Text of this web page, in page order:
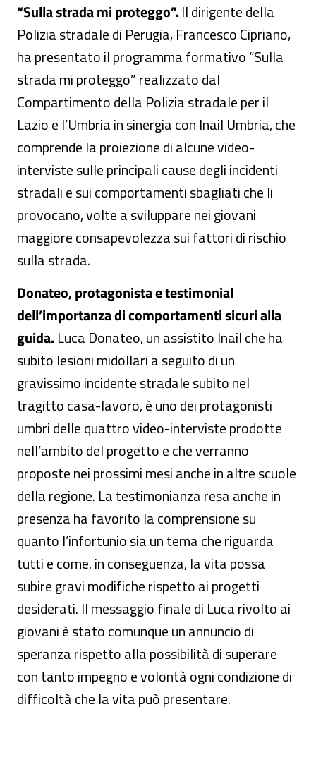
“Sulla strada mi proteggo”. Il dirigente della
Polizia stradale di Perugia, Francesco Cipriano,
ha presentato il programma formativo “Sulla
strada mi proteggo” realizzato dal
Compartimento della Polizia stradale per il
Lazio e l’Umbria in sinergia con Inail Umbria, che
comprende la proiezione di alcune video-
interviste sulle principali cause degli incidenti
stradali e sui comportamenti sbagliati che li
provocano, volte a sviluppare nei giovani
maggiore consapevolezza sui fattori di rischio
sulla strada.
Donateo, protagonista e testimonial
dell’importanza di comportamenti sicuri alla
guida. Luca Donateo, un assistito Inail che ha
subito lesioni midollari a seguito di un
gravissimo incidente stradale subito nel
tragitto casa-lavoro, è uno dei protagonisti
umbri delle quattro video-interviste prodotte
nell’ambito del progetto e che verranno
proposte nei prossimi mesi anche in altre scuole
della regione. La testimonianza resa anche in
presenza ha favorito la comprensione su
quanto l’infortunio sia un tema che riguarda
tutti e come, in conseguenza, la vita possa
subire gravi modifiche rispetto ai progetti
desiderati. Il messaggio finale di Luca rivolto ai
giovani è stato comunque un annuncio di
speranza rispetto alla possibilità di superare
con tanto impegno e volontà ogni condizione di
difficoltà che la vita può presentare.